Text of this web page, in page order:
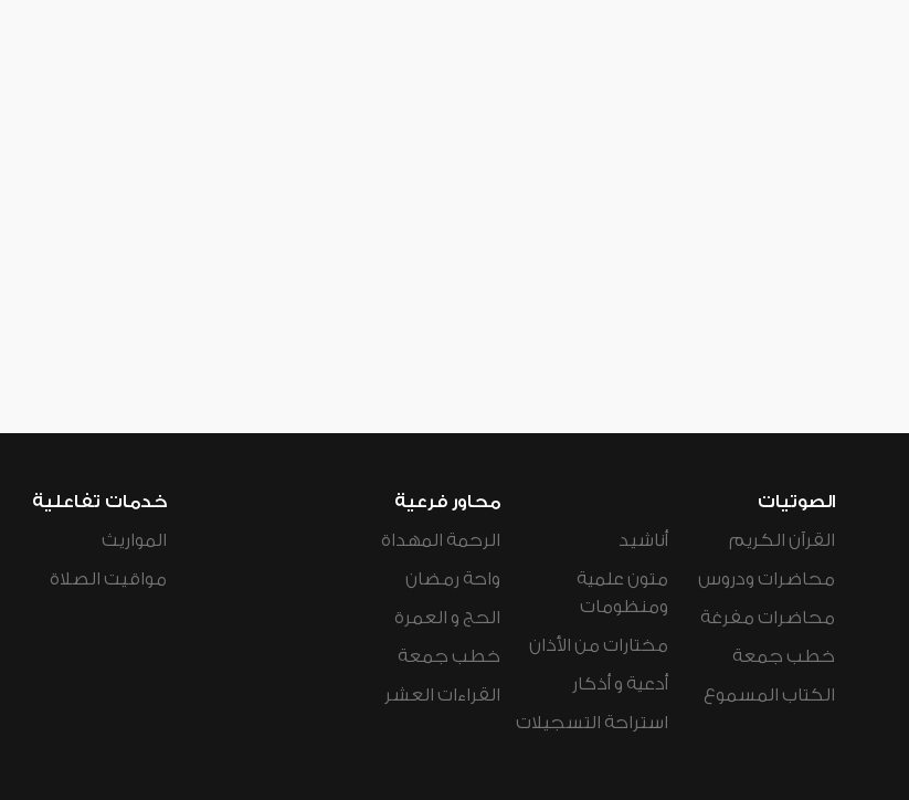
الصوتيات
القرآن الكريم
محاضرات ودروس
محاضرات مفرغة
خطب جمعة
الكتاب المسموع
أناشيد
متون علمية
ومنظومات
مختارات من الأذان
أدعية و أذكار
استراحة التسجيلات
محاور فرعية
الرحمة المهداة
واحة رمضان
الحج و العمرة
خطب جمعة
القراءات العشر
خدمات تفاعلية
المواريث
مواقيت الصلاة